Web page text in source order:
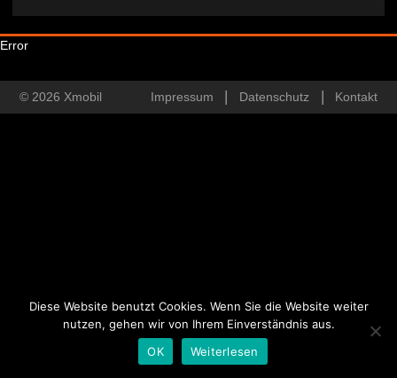
Error
© 2026 Xmobil Impressum Datenschutz Kontakt
Diese Website benutzt Cookies. Wenn Sie die Website weiter
nutzen, gehen wir von Ihrem Einverständnis aus.
OK
Weiterlesen